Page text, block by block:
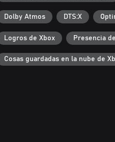
Dolby Atmos DTS:X
Logros de Xbox Presencia
Cosas guardadas en la nube de